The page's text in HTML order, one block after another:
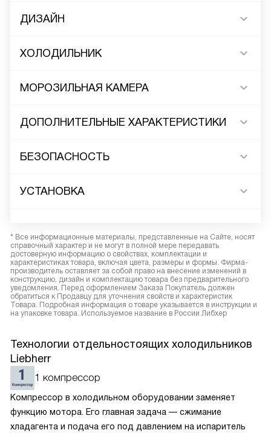
ДИЗАЙН
ХОЛОДИЛЬНИК
МОРОЗИЛЬНАЯ КАМЕРА
ДОПОЛНИТЕЛЬНЫЕ ХАРАКТЕРИСТИКИ
БЕЗОПАСНОСТЬ
УСТАНОВКА
* Все информационные материалы, представленные на Сайте, носят
справочный характер и не могут в полной мере передавать
достоверную информацию о свойствах, комплектации и
характеристиках товара, включая цвета, размеры и формы. Фирма-
производитель оставляет за собой право на внесение изменений в
конструкцию, дизайн и комплектацию товара без предварительного
уведомления. Перед оформлением Заказа Покупатель должен
обратиться к Продавцу для уточнения свойств и характеристик
Товара. Подробная информация о товаре указывается в инструкции и
на упаковке товара. Используемое название в России Либхер
Технологии отдельностоящих холодильников
Liebherr
1 компрессор
Компрессор в холодильном оборудовании заменяет
функцию мотора. Его главная задача — сжимание
хладагента и подача его под давлением на испаритель